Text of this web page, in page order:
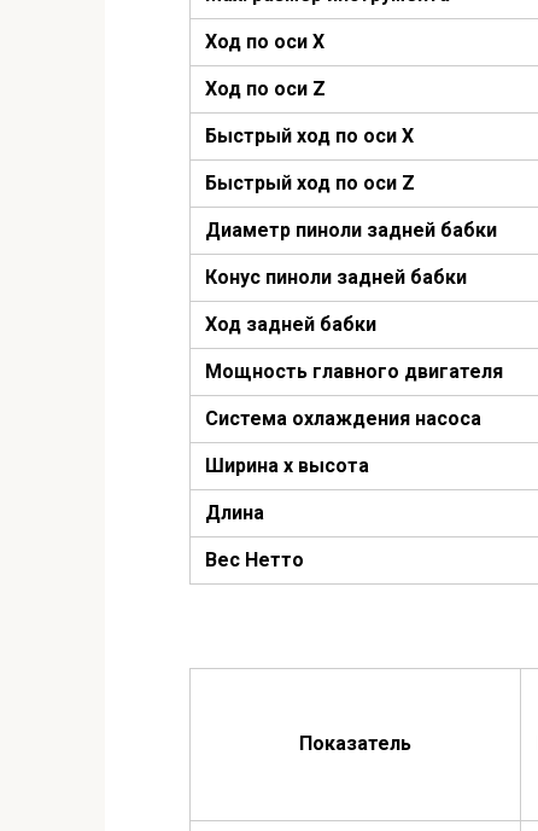
Ход по оси Х
Ход по оси Z
Быстрый ход по оси Х
Быстрый ход по оси Z
Диаметр пиноли задней бабки
Конус пиноли задней бабки
Ход задней бабки
Мощность главного двигателя
Система охлаждения насоса
Ширина x высота
Длина
Вес Нетто
Показатель